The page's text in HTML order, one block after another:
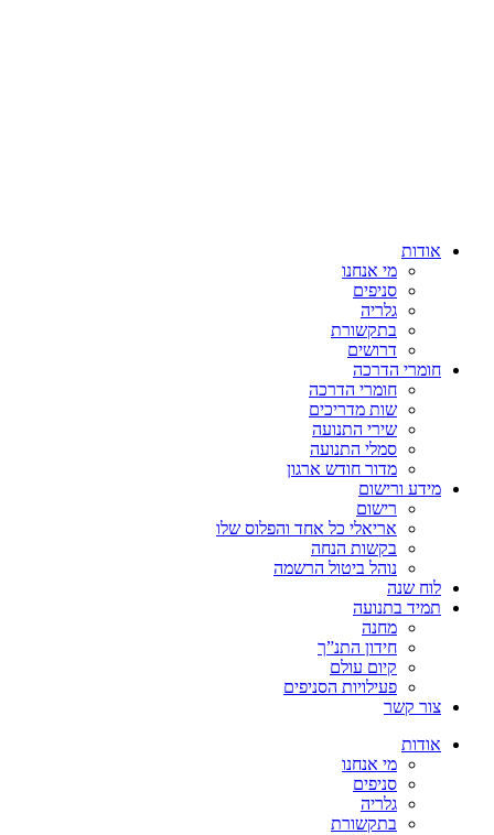
אודות
מי אנחנו
סניפים
גלריה
בתקשורת
דרושים
חומרי הדרכה
חומרי הדרכה
שות מדריכים
שירי התנועה
סמלי התנועה
מדור חודש ארגון
מידע ורישום
רישום
אריאלי כל אחד והפלוס שלו
בקשות הנחה
נוהל ביטול הרשמה
לוח שנה
תמיד בתנועה
מחנה
חידון התנ”ך
קיום עולם
פעילויות הסניפים
צור קשר
אודות
מי אנחנו
סניפים
גלריה
בתקשורת